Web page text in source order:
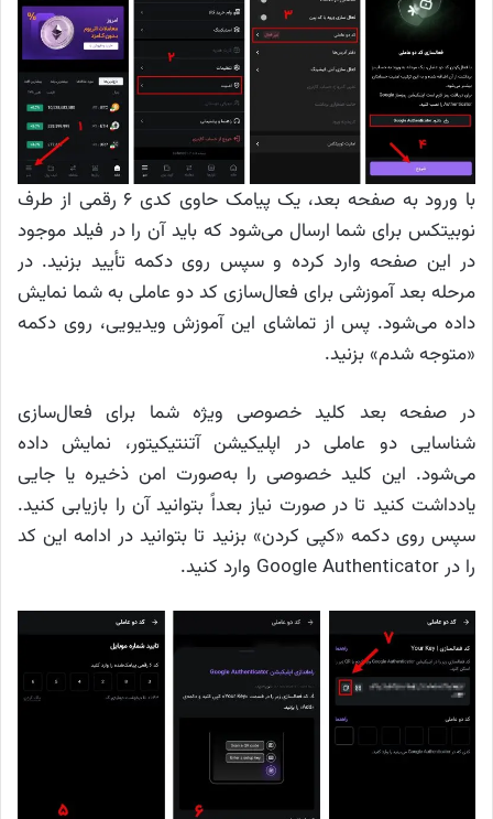
با ورود به صفحه بعد، یک پیامک حاوی کدی ۶ رقمی از طرف
نوبیتکس برای شما ارسال می‌شود که باید آن را در فیلد موجود
در این صفحه وارد کرده و سپس روی دکمه تأیید بزنید. در
مرحله بعد آموزشی برای فعال‌سازی کد دو عاملی به شما نمایش
داده می‌شود. پس از تماشای این آموزش ویدیویی، روی دکمه
«متوجه شدم» بزنید.
در صفحه بعد کلید خصوصی ویژه شما برای فعال‌سازی
شناسایی دو عاملی در اپلیکیشن آتنتیکیتور، نمایش داده
می‌شود. این کلید خصوصی را به‌صورت امن ذخیره یا جایی
یادداشت کنید تا در صورت نیاز بعداً بتوانید آن را بازیابی کنید.
سپس روی دکمه «کپی کردن» بزنید تا بتوانید در ادامه این کد
را در Google Authenticator وارد کنید.